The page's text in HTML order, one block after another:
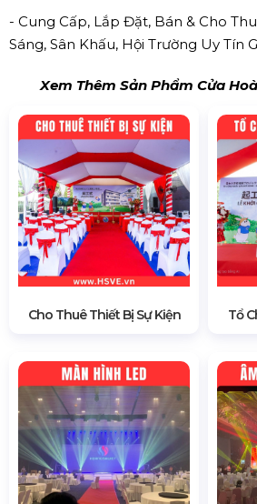
- Cung Cấp, Lắp Đặt, Bán & Cho
Sáng, Sân Khấu, Hội Trường Uy Tín
Xem Thêm Sản Phẩm Cửa
Cho Thuê Thiết Bị Sự Kiện Tổ